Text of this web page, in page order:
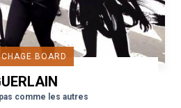
BOARD
comme les autres